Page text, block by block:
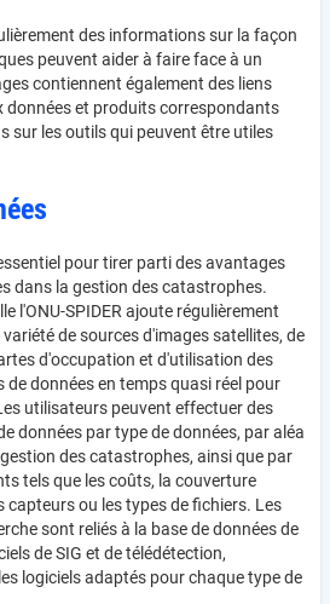
des informations sur la façon
peuvent aider à faire face à un
contiennent également des liens
données et produits correspondants
sur les outils qui peuvent être utiles
pour tirer parti des avantages
dans la gestion des catastrophes.
l'ONU-SPIDER ajoute régulièrement
de sources d'images satellites, de
d'occupation et d'utilisation des
de données en temps quasi réel pour
utilisateurs peuvent effectuer des
données par type de données, par aléa
des catastrophes, ainsi que par
tels que les coûts, la couverture
capteurs ou les types de fichiers. Les
sont reliés à la base de données de
de SIG et de télédétection,
logiciels adaptés pour chaque type de